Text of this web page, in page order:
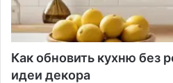
Как обновить кухню без
идеи декора